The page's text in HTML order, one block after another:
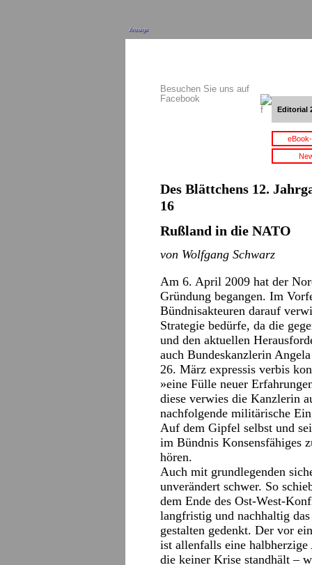
Anzeige
Besuchen Sie uns auf
Facebook
Editorial
Des Blättchens 12.
16
Rußland in die NATO
von Wolfgang Schwarz
Am 6. April 2009 hat der
Gründung begangen. Im
Bündnisakteuren darauf
Strategie bedürfe, da die
und den aktuellen
auch Bundeskanzlerin
26. März expressis verbis
»eine Fülle neuer
diese verwies die Kanzlerin
nachfolgende militärische
Auf dem Gipfel selbst und
im Bündnis Konsensfähiges
hören.
Auch mit grundlegenden
unverändert schwer. So
dem Ende des Ost-West-
langfristig und nachhaltig
gestalten gedenkt. Der vor
ist allenfalls eine
die keiner Krise standhält –